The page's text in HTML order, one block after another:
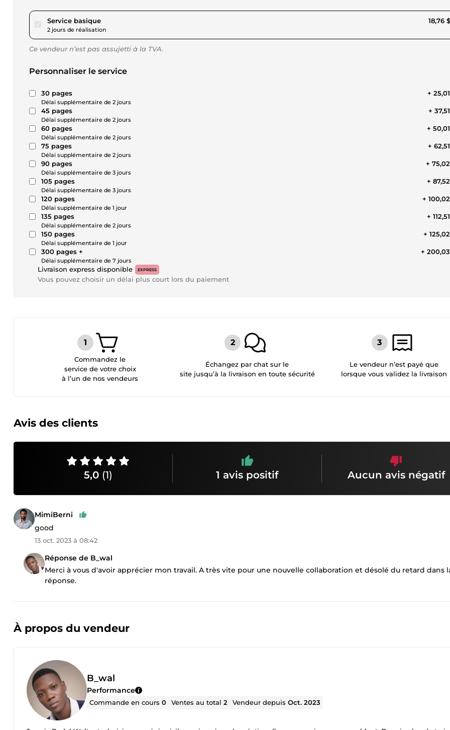
Service basiquepour 17,28 $US
2 jours de réalisation
18,76
Ce vendeur n’est pas assujetti à la TVA.
Personnaliser le service
30 pages
Délai supplémentaire de 2 jours
+
45 pages
Délai supplémentaire de 2 jours
+
60 pages
Délai supplémentaire de 2 jours
+
75 pages
Délai supplémentaire de 2 jours
+
90 pages
Délai supplémentaire de 3 jours
+
105 pages
Délai supplémentaire de 3 jours
+
120 pages
Délai supplémentaire de 1 jour
+
135 pages
Délai supplémentaire de 2 jours
+
150 pages
Délai supplémentaire de 1 jour
+
300 pages +
Délai supplémentaire de 7 jours
+
Livraison express disponible EXPRESS
Vous pouvez choisir un délai plus court lors du paiement
Commandez le
service de votre choix
à l’un de nos vendeurs
Échangez par chat sur le
site jusqu’à la livraison en toute sécurité
Le vendeur n’est payé que
lorsque vous validez la livraison
Avis des clients
5,0 (1) 1 avis positif Aucun avis négatif
MimiBerni
good
13 oct. 2023 à 08:42
Réponse de B_wal
Merci à vous d'avoir apprécier mon travail. A très vite pour une nouvelle collaboration et désolé du retard dans
réponse.
À propos du vendeur
B_wal
Performance
Commande en cours0 Ventes au total2 Vendeur depuisOct. 2023